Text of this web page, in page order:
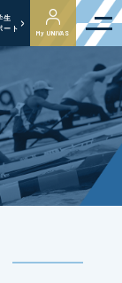
生
ート
My UNIVAS